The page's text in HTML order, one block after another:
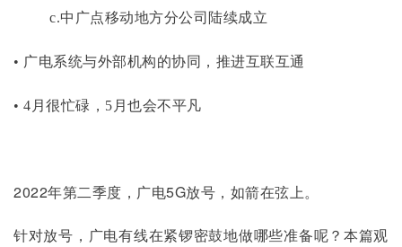
c.中广点移动地方分公司陆续成立
• 广电系统与外部机构的协同，推进互联互通
• 4月很忙碌，5月也会不平凡
2022年第二季度，广电5G放号，如箭在弦上。
针对放号，广电有线在紧锣密鼓地做哪些准备呢？本篇观